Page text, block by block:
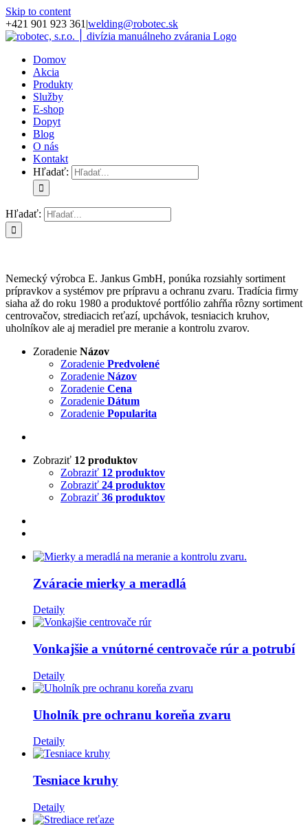
Skip to content
+421 901 923 361 |welding@robotec.sk
Domov
Akcia
Produkty
Služby
E-shop
Dopyt
Blog
O nás
Kontakt
Hľadať:
Hľadať:
Nemecký výrobca E. Jankus GmbH, ponúka rozsiahly sortiment
prípravkov a systémov pre prípravu a ochranu zvaru. Tradícia firmy
siaha až do roku 1980 a produktové portfólio zahŕňa rôzny sortiment
centrovačov, strediacich reťazí, upchávok, tesniacich kruhov,
uholníkov ale aj meradiel pre meranie a kontrolu zvarov.
Zoradenie Názov
Zoradenie Predvolené
Zoradenie Názov
Zoradenie Cena
Zoradenie Dátum
Zoradenie Popularita
Zobraziť 12 produktov
Zobraziť 12 produktov
Zobraziť 24 produktov
Zobraziť 36 produktov
Zváracie mierky a meradlá
Detaily
Vonkajšie a vnútorné centrovače rúr a potrubí
Detaily
Uholník pre ochranu koreňa zvaru
Detaily
Tesniace kruhy
Detaily